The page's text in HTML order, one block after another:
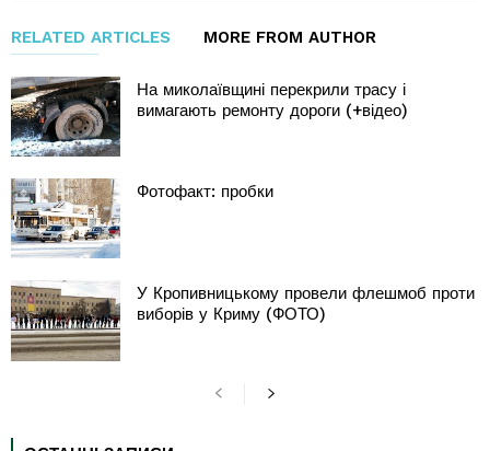
RELATED ARTICLES MORE FROM AUTHOR
На миколаївщині перекрили трасу і
вимагають ремонту дороги (+відео)
Фотофакт: пробки
У Кропивницькому провели флешмоб проти
виборів у Криму (ФОТО)